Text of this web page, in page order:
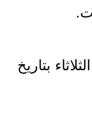
بتاريخ